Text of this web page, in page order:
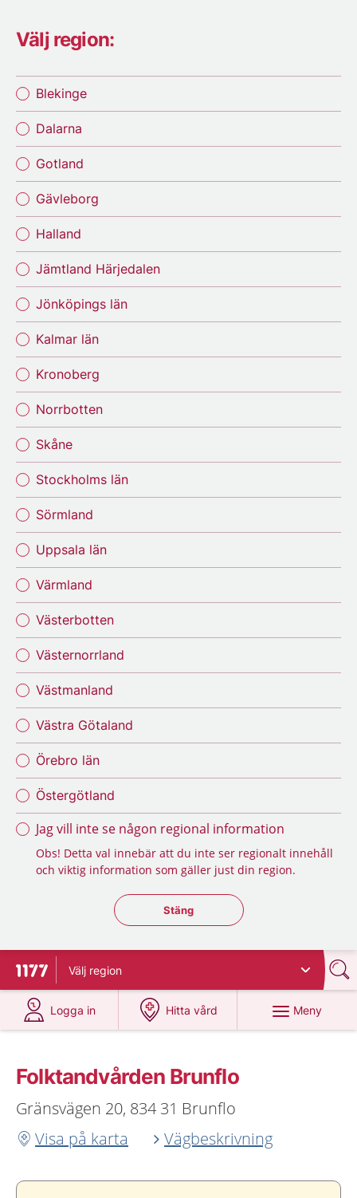
Välj region:
Blekinge
Dalarna
Gotland
Gävleborg
Halland
Jämtland Härjedalen
Jönköpings län
Kalmar län
Kronoberg
Norrbotten
Skåne
Stockholms län
Sörmland
Uppsala län
Värmland
Västerbotten
Västernorrland
Västmanland
Västra Götaland
Örebro län
Östergötland
Jag vill inte se någon regional information
Obs! Detta val innebär att du inte ser regionalt innehåll
och viktig information som gäller just din region.
Stäng regionsväljaren
Stäng
Till startsidan för 1177
Välj region
Logga in
på 1177.se
Hitta vård
på 1177.se
Meny
Folktandvården Brunflo
Gränsvägen 20, 834 31 Brunflo
Visa på karta
Vägbeskrivning